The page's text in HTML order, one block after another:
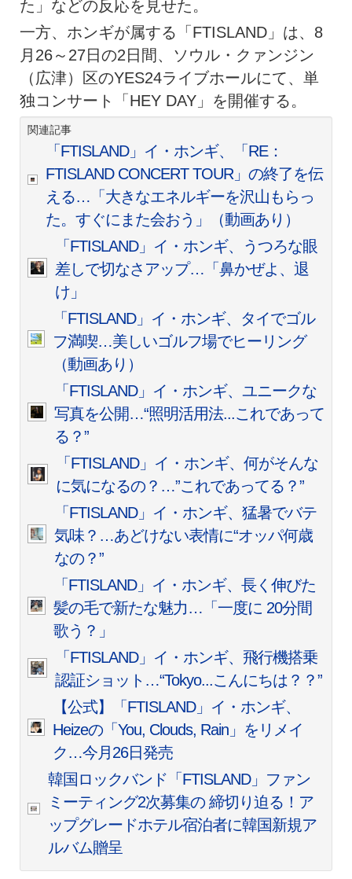
た」などの反応を見せた。
一方、ホンギが属する「FTISLAND」は、8
月26～27日の2日間、ソウル・クァンジン
（広津）区のYES24ライブホールにて、単
独コンサート「HEY DAY」を開催する。
関連記事
「FTISLAND」イ・ホンギ、「RE：
FTISLAND CONCERT TOUR」の終了を伝
える…「大きなエネルギーを沢山もらっ
た。すぐにまた会おう」（動画あり）
「FTISLAND」イ・ホンギ、うつろな眼
差しで切なさアップ…「鼻かぜよ、退
け」
「FTISLAND」イ・ホンギ、タイでゴル
フ満喫…美しいゴルフ場でヒーリング
（動画あり）
「FTISLAND」イ・ホンギ、ユニークな
写真を公開…“照明活用法...これであって
る？”
「FTISLAND」イ・ホンギ、何がそんな
に気になるの？…”これであってる？”
「FTISLAND」イ・ホンギ、猛暑でバテ
気味？…あどけない表情に“オッパ何歳
なの？”
「FTISLAND」イ・ホンギ、長く伸びた
髪の毛で新たな魅力…「一度に 20分間
歌う？」
「FTISLAND」イ・ホンギ、飛行機搭乗
認証ショット…“Tokyo...こんにちは？？”
【公式】「FTISLAND」イ・ホンギ、
Heizeの「You, Clouds, Rain」をリメイ
ク…今月26日発売
韓国ロックバンド「FTISLAND」ファン
ミーティング2次募集の 締切り迫る！ア
ップグレードホテル宿泊者に韓国新規ア
ルバム贈呈